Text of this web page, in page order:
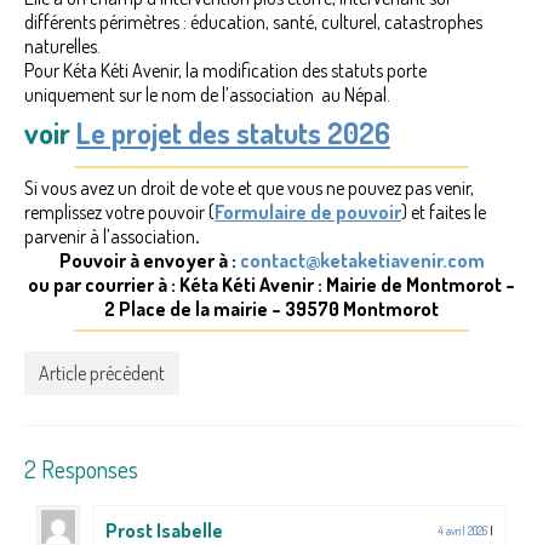
PHOTOS
CONTACT
TEMOIGNAGES
différents périmètres : éducation, santé, culturel, catastrophes
naturelles.
Pour Kéta Kéti Avenir, la modification des statuts porte
uniquement sur le nom de l’association au Népal.
voirLe projet des statuts 2026
Si vous avez un droit de vote et que vous ne pouvez pas venir,
remplissez votre pouvoir (Formulaire de pouvoir) et faites le
parvenir à l’association.
Pouvoir à envoyer à : contact@ketaketiavenir.com
ou par courrier à : Kéta Kéti Avenir : Mairie de Montmorot –
2 Place de la mairie – 39570 Montmorot
Article précédent
2 Responses
Prost Isabelle 4 avril 2026